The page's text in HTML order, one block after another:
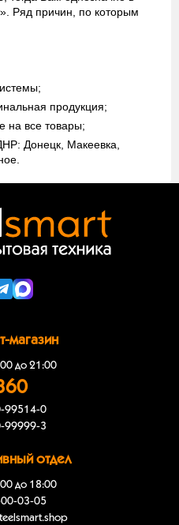
Ряд причин, по которым
продукция;
на все товары;
Донецк, Макеевка,
магазин
до 21:00
99514-0
99999-3
отдел
до 18:00
03-05